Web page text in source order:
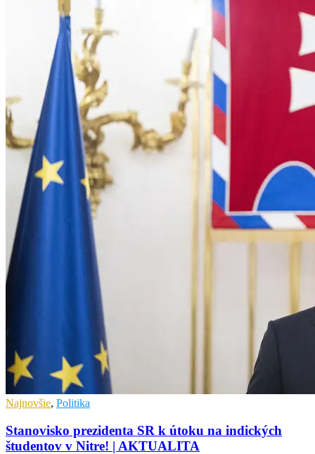
Najnovšie, Politika
Stanovisko prezidenta SR k útoku na indických
študentov v Nitre! | AKTUALITA